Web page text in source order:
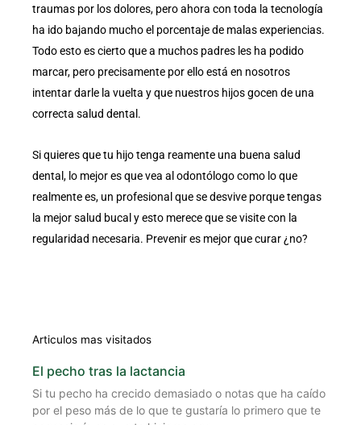
traumas por los dolores, pero ahora con toda la tecnología
ha ido bajando mucho el porcentaje de malas experiencias.
Todo esto es cierto que a muchos padres les ha podido
marcar, pero precisamente por ello está en nosotros
intentar darle la vuelta y que nuestros hijos gocen de una
correcta salud dental.
Si quieres que tu hijo tenga reamente una buena salud
dental, lo mejor es que vea al odontólogo como lo que
realmente es, un profesional que se desvive porque tengas
la mejor salud bucal y esto merece que se visite con la
regularidad necesaria. Prevenir es mejor que curar ¿no?
Articulos mas visitados
El pecho tras la lactancia
Si tu pecho ha crecido demasiado o notas que ha caído
por el peso más de lo que te gustaría lo primero que te